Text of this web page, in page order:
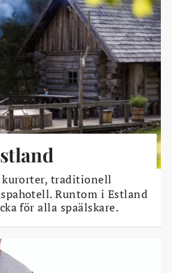
traditionell
Runtom i Estland
för alla spaälskare.